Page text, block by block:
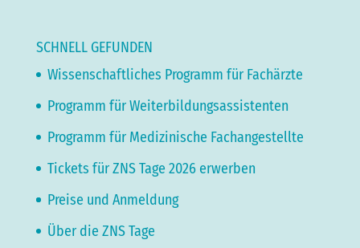
SCHNELL GEFUNDEN
Wissenschaftliches Programm für Fachärzte
Programm für Weiterbildungsassistenten
Programm für Medizinische Fachangestellte
Tickets für ZNS Tage 2026 erwerben
Preise und Anmeldung
Über die ZNS Tage